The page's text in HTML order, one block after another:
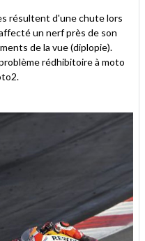
résultent d'une chute lors
un nerf près de son
de la vue (diplopie).
rédhibitoire à moto